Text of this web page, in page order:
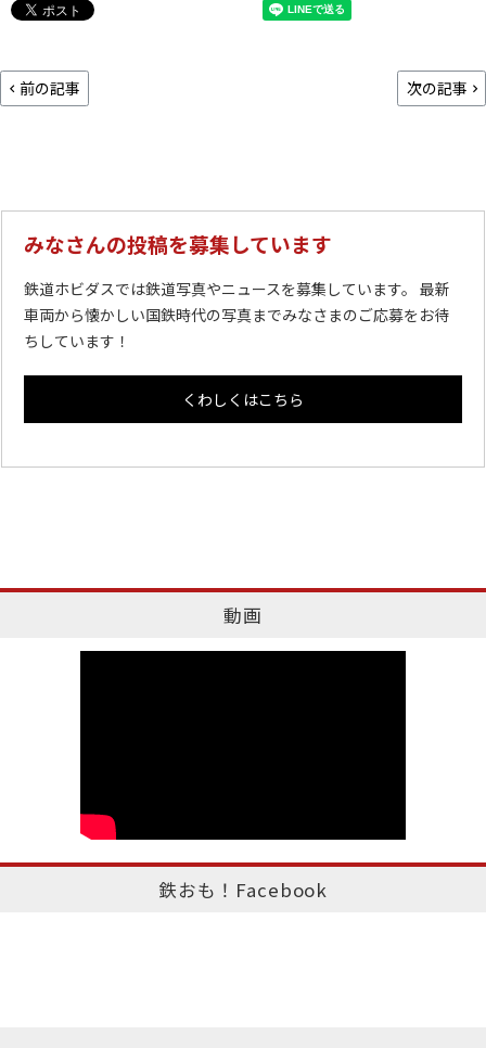
前の記事 次の記事
みなさんの投稿を募集しています
鉄道ホビダスでは鉄道写真やニュースを募集しています。 最新
車両から懐かしい国鉄時代の写真までみなさまのご応募をお待
ちしています！
くわしくはこちら
動画
鉄おも！Facebook